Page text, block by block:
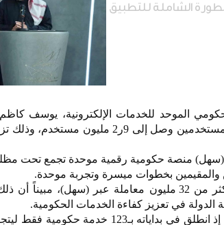
الشاملة للتطبيق
الموحد للخدمات الإلكترونية، يوسف
انجاز 111 مليون معاملة إلكترونية مع عدد مستخدمين وصل
(سهل) منصة حكومية رقمية موحدة تجمع تحت
والمقيمين بخطوات ميسرة وتجربة موحدة.
وأضاف أنه خلال العام الحالي تم إنجاز أكثر من 32 مليون معاملة عبر
الدولة في تعزيز كفاءة الخدمات الحكومية.